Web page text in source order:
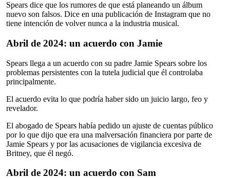
Spears dice que los rumores de que está planeando un álbum
nuevo son falsos. Dice en una publicación de Instagram que no
tiene intención de volver nunca a la industria musical.
Abril de 2024: un acuerdo con Jamie
Spears llega a un acuerdo con su padre Jamie Spears sobre los
problemas persistentes con la tutela judicial que él controlaba
principalmente.
El acuerdo evita lo que podría haber sido un juicio largo, feo y
revelador.
El abogado de Spears había pedido un ajuste de cuentas público
por lo que dijo que era una malversación financiera por parte de
Jamie Spears y por las acusaciones de vigilancia excesiva de
Britney, que él negó.
Abril de 2024: un acuerdo con Sam